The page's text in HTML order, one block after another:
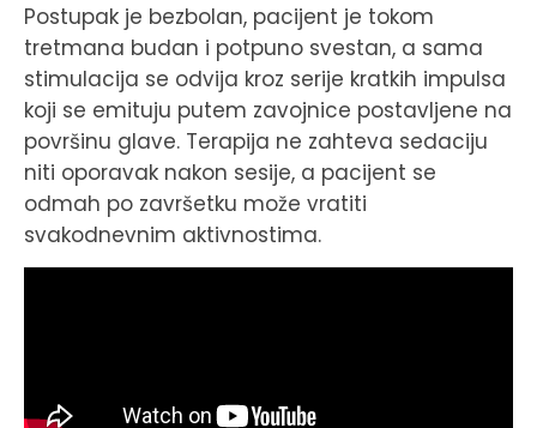
Postupak je bezbolan, pacijent je tokom
tretmana budan i potpuno svestan, a sama
stimulacija se odvija kroz serije kratkih impulsa
koji se emituju putem zavojnice postavljene na
površinu glave. Terapija ne zahteva sedaciju
niti oporavak nakon sesije, a pacijent se
odmah po završetku može vratiti
svakodnevnim aktivnostima.